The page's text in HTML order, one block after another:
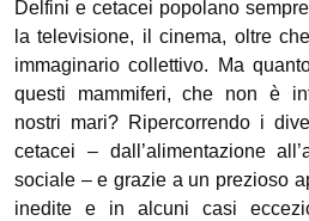
Delfini e cetacei popolano
la televisione, il cinema, oltre
immaginario collettivo. Ma
questi mammiferi, che non è
nostri mari? Ripercorrendo i
cetacei – dall’alimentazione
sociale – e grazie a un prezioso
inedite e in alcuni casi